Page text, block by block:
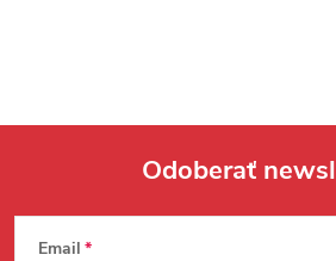
Zápätie
Odoberať
Email